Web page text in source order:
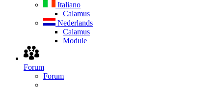
Italiano
Calamus
Nederlands
Calamus
Module
Forum
Forum